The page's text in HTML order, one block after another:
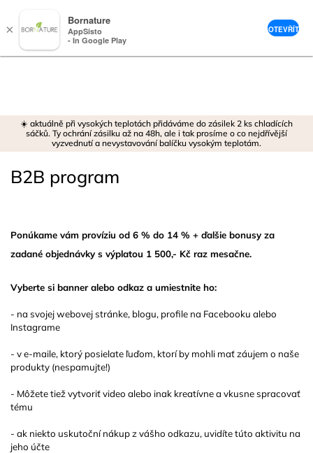
☀️ aktuálně při vysokých teplotách přidáváme do zásilek 2 ks chladících
sáčků. Ty ochrání zásilku až na 48h, ale i tak prosíme o co nejdřívější
vyzvednutí a nevystavování balíčku vysokým teplotám.
B2B program
Ponúkame vám províziu od 6 % do 14 % + ďalšie bonusy za
zadané objednávky s výplatou 1 500,- Kč raz mesačne.
Vyberte si banner alebo odkaz a umiestnite ho:
- na svojej webovej stránke, blogu, profile na Facebooku alebo
Instagrame
- v e-maile, ktorý posielate ľuďom, ktorí by mohli mať záujem o naše
produkty (nespamujte!)
- Môžete tiež vytvoriť video alebo inak kreatívne a vkusne spracovať
tému
- ak niekto uskutoční nákup z vášho odkazu, uvidíte túto aktivitu na
jeho účte
×
Bornature
AppSisto
- In Google Play
OTEVŘÍT